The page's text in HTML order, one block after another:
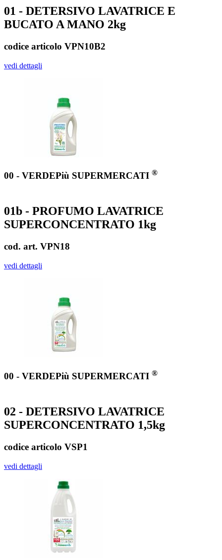
01 - DETERSIVO LAVATRICE E
BUCATO A MANO 2kg
codice articolo VPN10B2
vedi dettagli
00 - VERDEPiù SUPERMERCATI ®
01b - PROFUMO LAVATRICE
SUPERCONCENTRATO 1kg
cod. art. VPN18
vedi dettagli
00 - VERDEPiù SUPERMERCATI ®
02 - DETERSIVO LAVATRICE
SUPERCONCENTRATO 1,5kg
codice articolo VSP1
vedi dettagli